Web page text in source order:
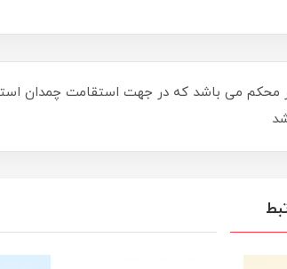
محکم می باشد که در جهت استقامت چمدان